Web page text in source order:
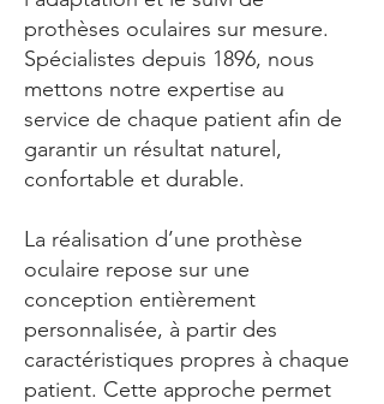
prothèses oculaires sur mesure.
Spécialistes depuis 1896, nous
mettons notre expertise au
service de chaque patient afin de
garantir un résultat naturel,
confortable et durable.
La réalisation d’une prothèse
oculaire repose sur une
conception entièrement
personnalisée, à partir des
caractéristiques propres à chaque
patient. Cette approche permet